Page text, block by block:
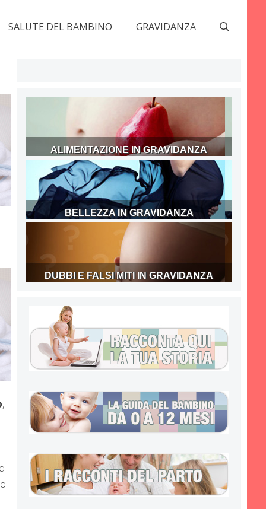
SALUTE DEL BAMBINO GRAVIDANZA
,
ALIMENTAZIONE IN GRAVIDANZA
BELLEZZA IN GRAVIDANZA
DUBBI E FALSI MITI IN GRAVIDANZA